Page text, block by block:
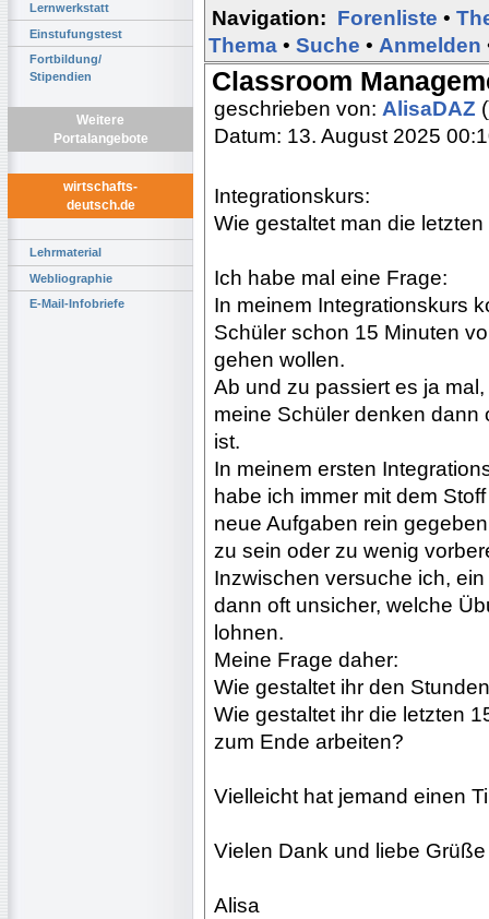
Lernwerkstatt
Einstufungstest
Fortbildung/
Stipendien
Weitere
Portalangebote
wirtschafts-
deutsch.de
Lehrmaterial
Webliographie
E-Mail-Infobriefe
Navigation: Forenliste •
Thema • Suche • Anmelden
Classroom
geschrieben von: AlisaDAZ
Datum: 13. August 2025
Integrationskurs:
Wie gestaltet man die
Ich habe mal eine Frage:
In meinem Integrationskurs
Schüler schon 15 Minuten
gehen wollen.
Ab und zu passiert es ja
meine Schüler denken dann
ist.
In meinem ersten
habe ich immer mit dem
neue Aufgaben rein
zu sein oder zu wenig
Inzwischen versuche ich,
dann oft unsicher, welche
lohnen.
Meine Frage daher:
Wie gestaltet ihr den
Wie gestaltet ihr die letzten
zum Ende arbeiten?
Vielleicht hat jemand einen
Vielen Dank und liebe Grüße
Alisa